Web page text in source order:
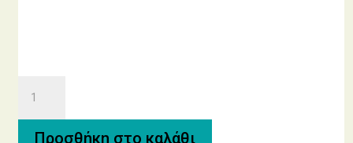
Προσθήκη στο καλάθι